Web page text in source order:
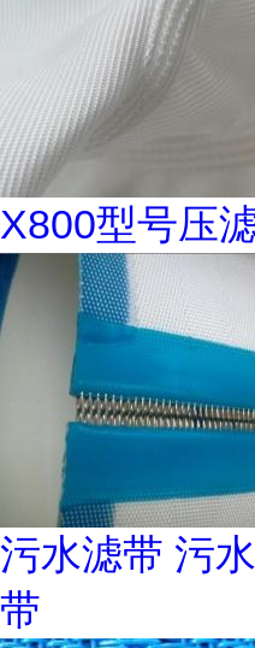
X800型号压
污水滤带 污
带